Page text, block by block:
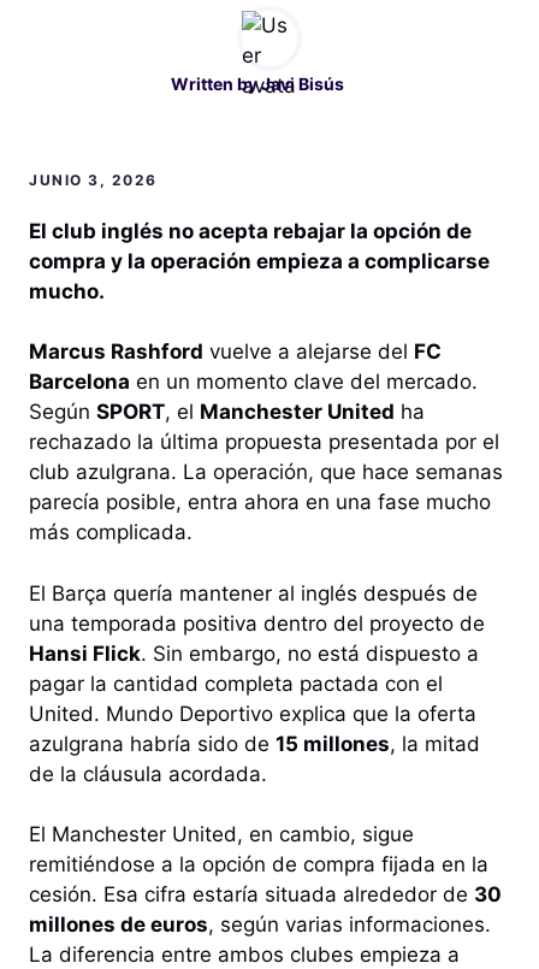
Written byJavi Bisús
JUNIO 3, 2026
El club inglés no acepta rebajar la opción de
compra y la operación empieza a complicarse
mucho.
Marcus Rashford vuelve a alejarse del FC
Barcelona en un momento clave del mercado.
Según SPORT, el Manchester United ha
rechazado la última propuesta presentada por el
club azulgrana. La operación, que hace semanas
parecía posible, entra ahora en una fase mucho
más complicada.
El Barça quería mantener al inglés después de
una temporada positiva dentro del proyecto de
Hansi Flick. Sin embargo, no está dispuesto a
pagar la cantidad completa pactada con el
United. Mundo Deportivo explica que la oferta
azulgrana habría sido de 15 millones, la mitad
de la cláusula acordada.
El Manchester United, en cambio, sigue
remitiéndose a la opción de compra fijada en la
cesión. Esa cifra estaría situada alrededor de 30
millones de euros, según varias informaciones.
La diferencia entre ambos clubes empieza a